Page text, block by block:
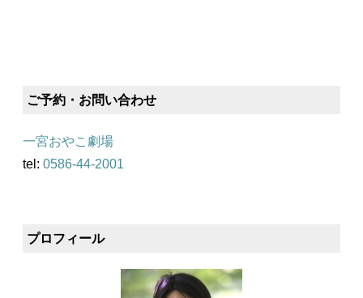
ご予約・お問い合わせ
一宮おやこ劇場
tel: 0586-44-2001
プロフィール